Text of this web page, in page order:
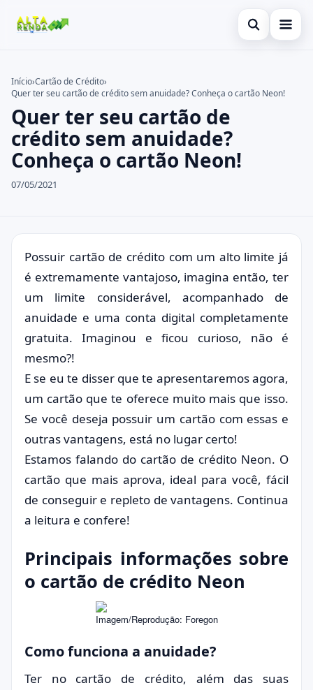
Abrir busca
Cartão de Crédito
Consignado
Conta Digital
Empréstimo
Imóvel
Legal
Buscar no site
Buscar por:
Pressione Enter para buscar ou ESC para fechar.
Início›Cartão de Crédito›
Quer ter seu cartão de crédito sem anuidade? Conheça o cartão Neon!
Quer ter seu cartão de
crédito sem anuidade?
Conheça o cartão Neon!
07/05/2021
Possuir cartão de crédito com um alto limite já
é extremamente vantajoso, imagina então, ter
um limite considerável, acompanhado de
anuidade e uma conta digital completamente
gratuita. Imaginou e ficou curioso, não é
mesmo?!
E se eu te disser que te apresentaremos agora,
um cartão que te oferece muito mais que isso.
Se você deseja possuir um cartão com essas e
outras vantagens, está no lugar certo!
Estamos falando do cartão de crédito Neon. O
cartão que mais aprova, ideal para você, fácil
de conseguir e repleto de vantagens. Continua
a leitura e confere!
Principais informações sobre
o cartão de crédito Neon
Imagem/Reprodução: Foregon
Como funciona a anuidade?
Ter no cartão de crédito, além das suas